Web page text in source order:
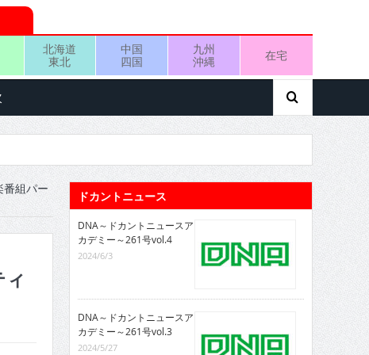
北海道
東北
中国
四国
九州
沖縄
在宅
組パー
ドカントニュース
DNA～ドカントニュースア
カデミー～261号vol.4
2024/6/3
DNA～ドカントニュースア
カデミー～261号vol.3
2024/5/27